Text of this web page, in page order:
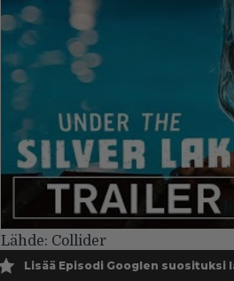
Lähde: Collider
Lisää Episodi Googlen suosituksi